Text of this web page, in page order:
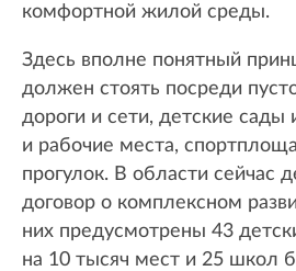
комфортной жилой среды.
Здесь вполне понятный
должен стоять посреди
дороги и сети, детские
и рабочие места,
прогулок. В области сейчас
договор о комплексном
них предусмотрены 43
на 10 тысяч мест и 25 школ